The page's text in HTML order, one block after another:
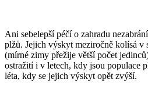
Ani sebelepší péčí o zahradu
plžů. Jejich výskyt meziročně kolísá v
(mírné zimy přežije větší počet
ostražití i v letech, kdy jsou populace
léta, kdy se jejich výskyt opět zvýší.